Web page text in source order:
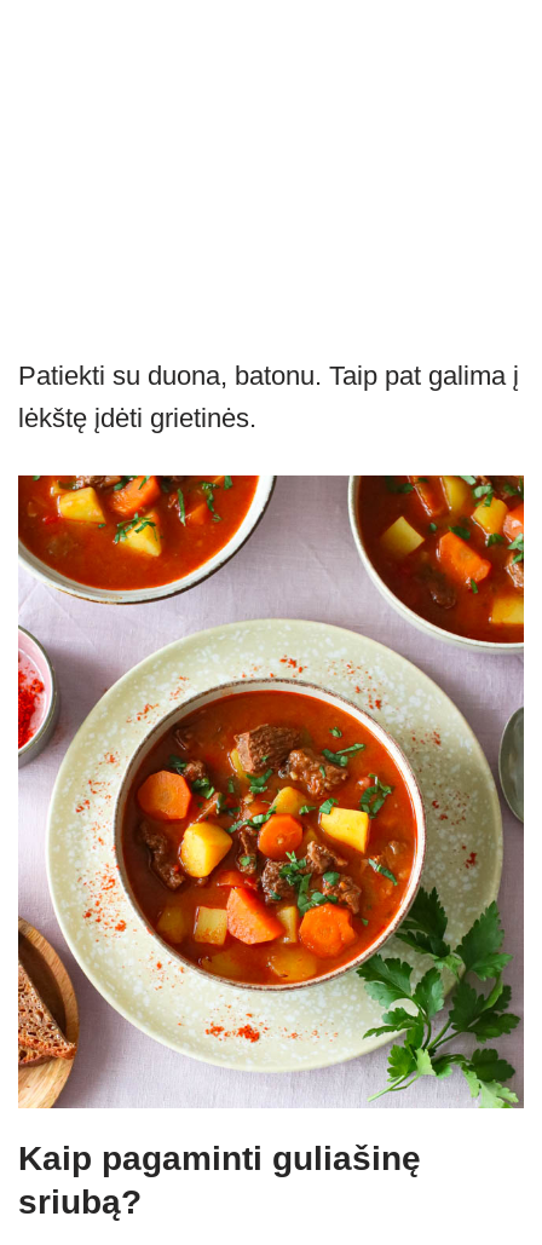
Patiekti su duona, batonu. Taip pat galima į
lėkštę įdėti grietinės.
Kaip pagaminti guliašinę
sriubą?